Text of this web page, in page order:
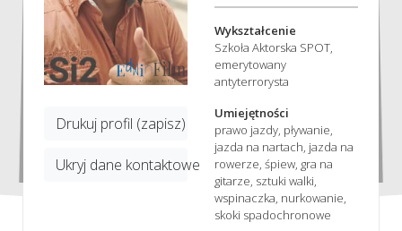
Drukuj profil (zapisz)
Ukryj dane kontaktowe
Wykształcenie
Szkoła Aktorska SPOT,
emerytowany
antyterrorysta
Umiejętności
prawo jazdy, pływanie,
jazda na nartach, jazda na
rowerze, śpiew, gra na
gitarze, sztuki walki,
wspinaczka, nurkowanie,
skoki spadochronowe